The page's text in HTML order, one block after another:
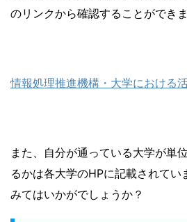
のリンクから確認することができま
情報処理推進機構・大学における
また、自分が通っている大学が単
るかは各大学のHPに記載されてい
みてはいかがでしょうか？